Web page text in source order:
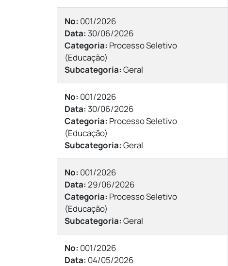
Nº: 001/2026
Data: 30/06/2026
Categoria: Processo Seletivo
(Educação)
Subcategoria: Geral
Nº: 001/2026
Data: 30/06/2026
Categoria: Processo Seletivo
(Educação)
Subcategoria: Geral
Nº: 001/2026
Data: 29/06/2026
Categoria: Processo Seletivo
(Educação)
Subcategoria: Geral
Nº: 001/2026
Data: 04/05/2026